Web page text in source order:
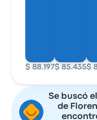
$ 88.197$ 85.435$
Se buscó
de